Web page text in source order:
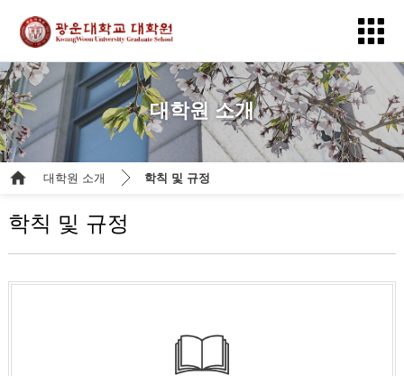
대학원 소개
대학원 소개 학칙 및 규정
학칙 및 규정